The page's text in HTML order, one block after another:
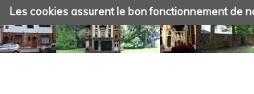
Les cookies assurent le bon fonctionnement de